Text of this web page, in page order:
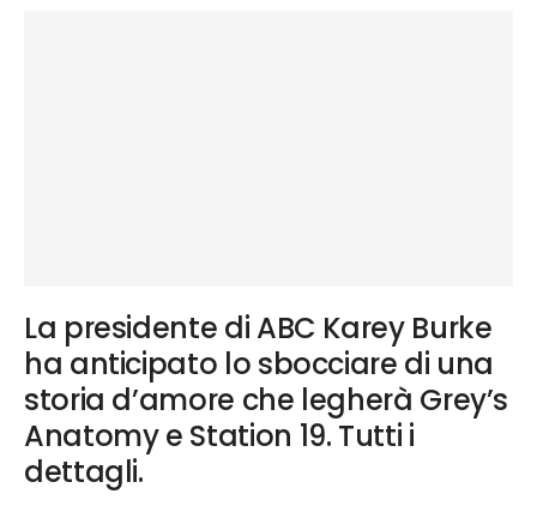
La presidente di ABC Karey Burke
ha anticipato lo sbocciare di una
storia d’amore che legherà Grey’s
Anatomy e Station 19. Tutti i
dettagli.